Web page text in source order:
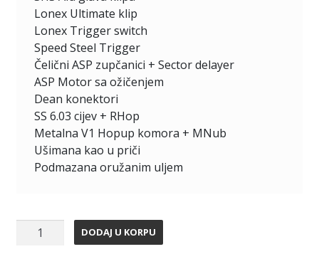
Lonex Ultimate klip
Lonex Trigger switch
Speed Steel Trigger
Čelični ASP zupčanici + Sector delayer
ASP Motor sa ožičenjem
Dean konektori
SS 6.03 cijev + RHop
Metalna V1 Hopup komora + MNub
Ušimana kao u priči
Podmazana oružanim uljem
DODAJ U KORPU